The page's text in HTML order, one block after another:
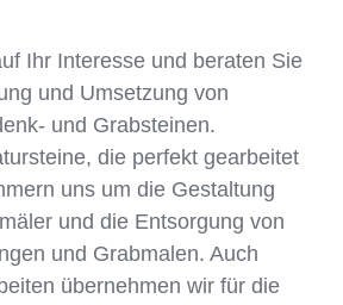
Ihr Interesse und beraten Sie
und Umsetzung von
und Grabsteinen.
die perfekt gearbeitet
uns um die Gestaltung
und die Entsorgung von
und Grabmalen. Auch
übernehmen wir für die